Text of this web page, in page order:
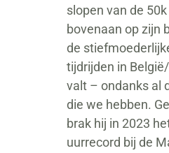
slopen van de
bovenaan op zijn
de
tijdrijden in
valt – ondanks al
die we hebben.
brak hij in 2023
uurrecord bij de